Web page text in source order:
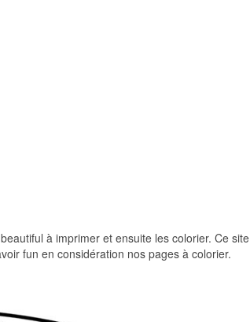
à imprimer et ensuite les colorier. Ce site
fun en considération nos pages à colorier.